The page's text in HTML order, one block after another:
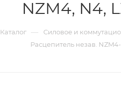
NZM4, N4,
Каталог — Силовое и
Расцепитель незав.